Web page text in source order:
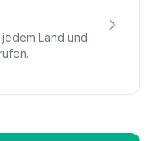
Land und